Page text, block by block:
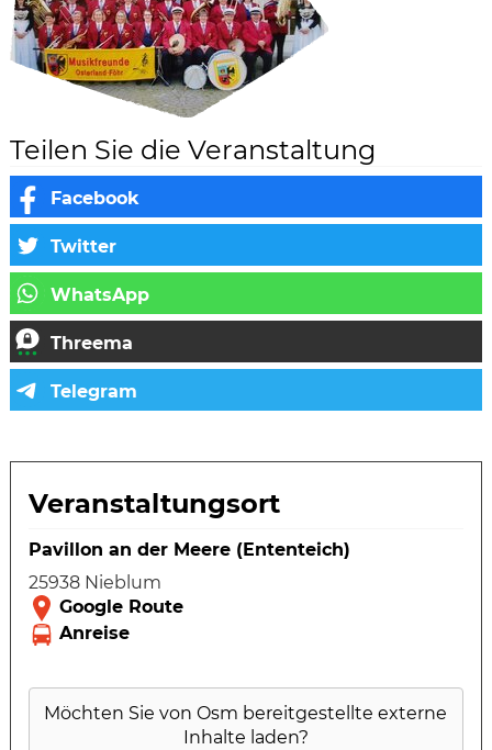
Teilen Sie die Veranstaltung
Veranstaltungsort
Pavillon an der Meere (Ententeich)
25938 Nieblum
Möchten Sie vonOsm bereitgestellte externe
Inhalte laden?